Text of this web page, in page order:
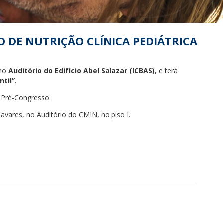
DE NUTRIÇÃO CLÍNICA PEDIÁTRICA
Auditório do Edifício Abel Salazar (ICBAS), e terá
.
Congresso.
no Auditório do CMIN, no piso I.